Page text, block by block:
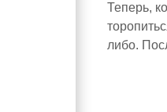
Теперь,
либо.